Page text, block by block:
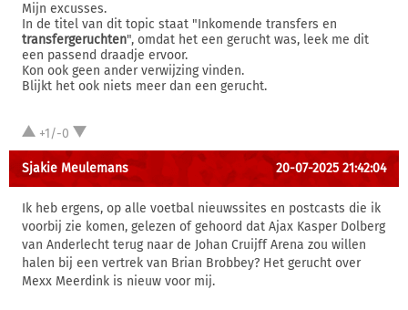
Mijn excusses.
In de titel van dit topic staat "Inkomende transfers en
transfergeruchten", omdat het een gerucht was, leek me dit
een passend draadje ervoor.
Kon ook geen ander verwijzing vinden.
Blijkt het ook niets meer dan een gerucht.
+1/-0
Sjakie Meulemans 20-07-2025 21:42:04
Ik heb ergens, op alle voetbal nieuwssites en postcasts die ik
voorbij zie komen, gelezen of gehoord dat Ajax Kasper Dolberg
van Anderlecht terug naar de Johan Cruijff Arena zou willen
halen bij een vertrek van Brian Brobbey? Het gerucht over
Mexx Meerdink is nieuw voor mij.